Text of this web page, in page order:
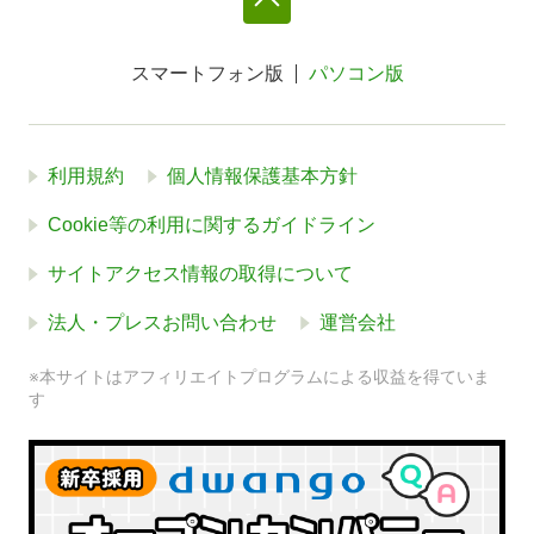
スマートフォン版 パソコン版
利用規約 個人情報保護基本方針
Cookie等の利用に関するガイドライン
サイトアクセス情報の取得について
法人・プレスお問い合わせ 運営会社
※本サイトはアフィリエイトプログラムによる収益を得ていま
す